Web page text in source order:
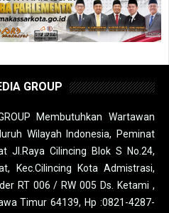
GROUP
Membutuhkan Wartawan
Wilayah Indonesia, Peminat
Jl.Raya Cilincing Blok S No.24,
Kec.Cilincing Kota Admistrasi,
RT 006 / RW 005 Ds. Ketami ,
Timur 64139, Hp :0821-4287-